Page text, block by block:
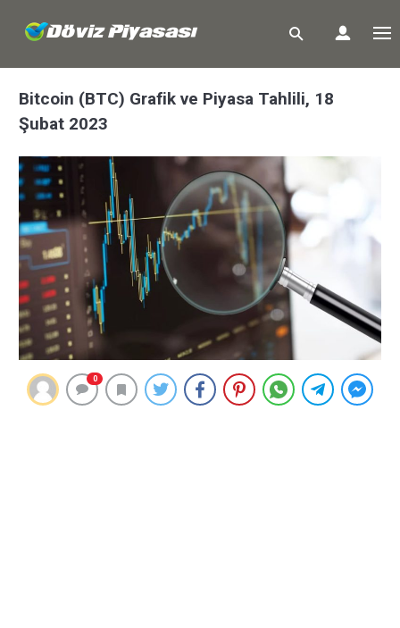
Bitcoin (BTC) Grafik ve Piyasa Tahlili, 18
Şubat 2023
0